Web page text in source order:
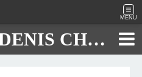
MENU
JOURNAL DE DENIS CHAUTARD